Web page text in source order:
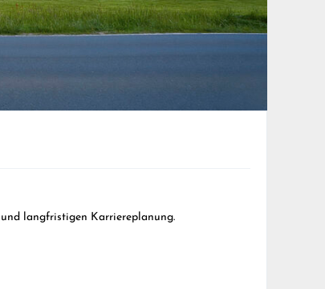
langfristigen Karriereplanung.